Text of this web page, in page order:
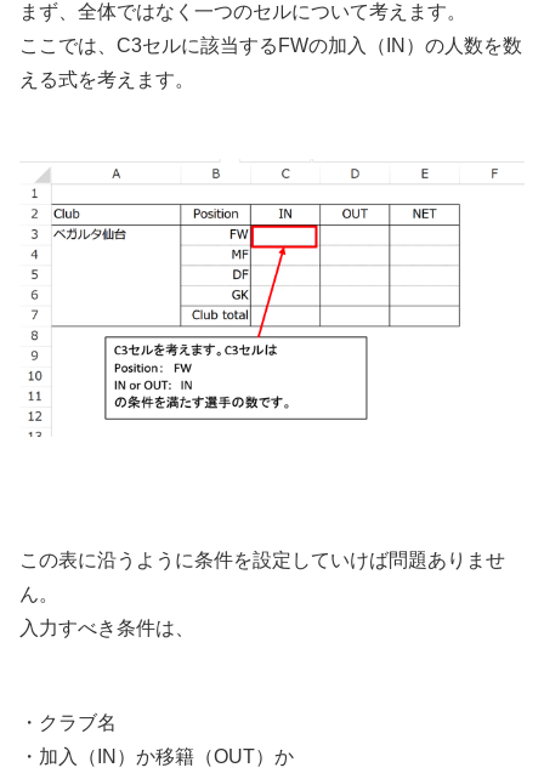
まず、全体ではなく一つのセルについて考えます。
ここでは、C3セルに該当するFWの加入（IN）の人数を数
える式を考えます。
この表に沿うように条件を設定していけば問題ありませ
ん。
入力すべき条件は、
・クラブ名
・加入（IN）か移籍（OUT）か